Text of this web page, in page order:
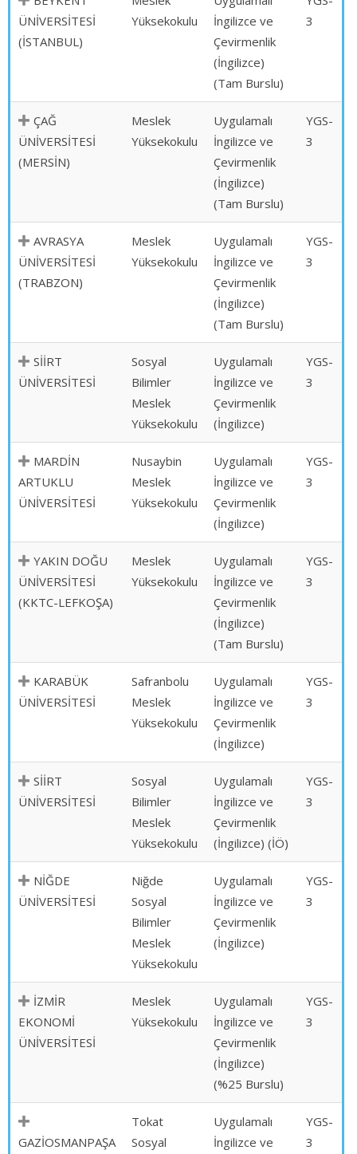
ÜNİVERSİTESİ
(İSTANBUL)
Yüksekokulu
İngilizce ve
Çevirmenlik
(İngilizce)
(Tam Burslu)
3
ÇAĞ
ÜNİVERSİTESİ
(MERSİN)
Meslek
Yüksekokulu
Uygulamalı
İngilizce ve
Çevirmenlik
(İngilizce)
(Tam Burslu)
YGS-
3
AVRASYA
ÜNİVERSİTESİ
(TRABZON)
Meslek
Yüksekokulu
Uygulamalı
İngilizce ve
Çevirmenlik
(İngilizce)
(Tam Burslu)
YGS-
3
SİİRT
ÜNİVERSİTESİ
Sosyal
Bilimler
Meslek
Yüksekokulu
Uygulamalı
İngilizce ve
Çevirmenlik
(İngilizce)
YGS-
3
MARDİN
ARTUKLU
ÜNİVERSİTESİ
Nusaybin
Meslek
Yüksekokulu
Uygulamalı
İngilizce ve
Çevirmenlik
(İngilizce)
YGS-
3
YAKIN DOĞU
ÜNİVERSİTESİ
(KKTC-LEFKOŞA)
Meslek
Yüksekokulu
Uygulamalı
İngilizce ve
Çevirmenlik
(İngilizce)
(Tam Burslu)
YGS-
3
KARABÜK
ÜNİVERSİTESİ
Safranbolu
Meslek
Yüksekokulu
Uygulamalı
İngilizce ve
Çevirmenlik
(İngilizce)
YGS-
3
SİİRT
ÜNİVERSİTESİ
Sosyal
Bilimler
Meslek
Yüksekokulu
Uygulamalı
İngilizce ve
Çevirmenlik
(İngilizce) (İÖ)
YGS-
3
NİĞDE
ÜNİVERSİTESİ
Niğde
Sosyal
Bilimler
Meslek
Yüksekokulu
Uygulamalı
İngilizce ve
Çevirmenlik
(İngilizce)
YGS-
3
İZMİR
EKONOMİ
ÜNİVERSİTESİ
Meslek
Yüksekokulu
Uygulamalı
İngilizce ve
Çevirmenlik
(İngilizce)
(%25 Burslu)
YGS-
3
GAZİOSMANPAŞA
Tokat
Sosyal
Uygulamalı
İngilizce ve
YGS-
3